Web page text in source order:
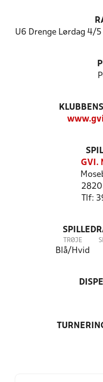
U6 Drenge Lørdag 4/
GVI.
Tlf:
TRØJE
Blå/Hvid